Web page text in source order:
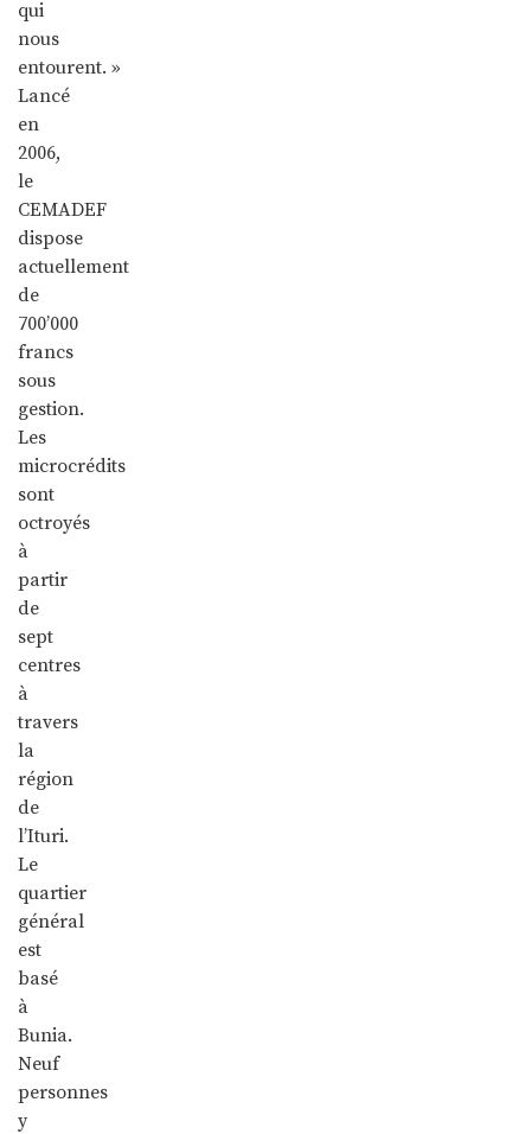
qui
nous
entourent. »
Lancé
en
2006,
le
CEMADEF
dispose
actuellement
de
700’000
francs
sous
gestion.
Les
microcrédits
sont
octroyés
à
partir
de
sept
centres
à
travers
la
région
de
l’Ituri.
Le
quartier
général
est
basé
à
Bunia.
Neuf
personnes
y